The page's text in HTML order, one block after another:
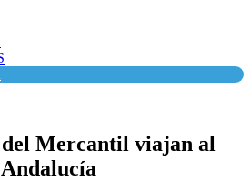
Mercantil viajan al